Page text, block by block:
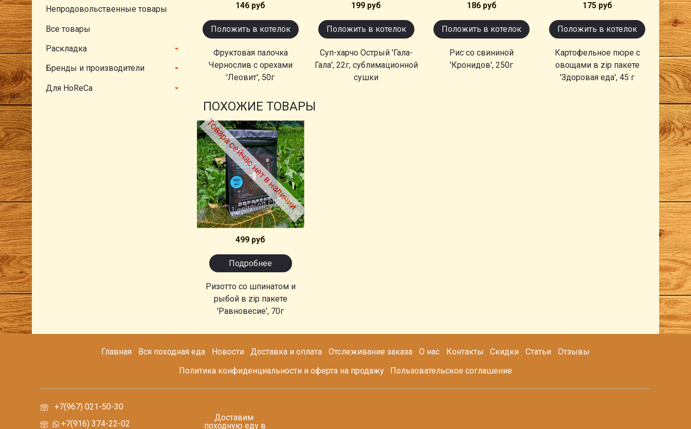
146 руб
Положить в котелок
Фруктовая палочка
Чернослив с орехами
'Леовит', 50г
199 руб
Положить в котелок
Суп-харчо Острый 'Гала-
Гала', 22г, сублимационной
сушки
186 руб
Положить в котелок
Рис со свининой
'Кронидов', 250г
175 руб
Положить в котелок
Картофельное пюре с
овощами в zip пакете
'Здоровая еда', 45 г
Щи с
ПОХОЖИЕ ТОВАРЫ
Товара сейчас нет в наличии
499 руб
Подробнее
Ризотто со шпинатом и
рыбой в zip пакете
'Равновесие', 70г
Непродовольственные товары
Все товары
Раскладка
Бренды и производители
Для HoReCa
Главная Вся походная еда Новости Доставка и оплата Отслеживание заказа О нас Контакты Скидки Статьи
Отзывы
Политика конфиденциальности и оферта на продажу
Пользовательское соглашение
+7(967) 021-50-30
+7(916) 374-22-02
Доставим
походную еду в